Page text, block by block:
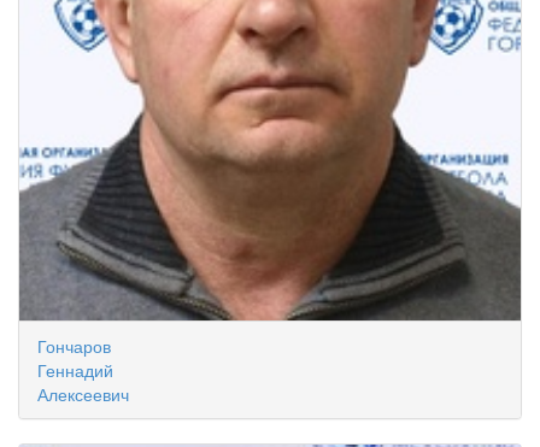
Гончаров
Геннадий
Алексеевич